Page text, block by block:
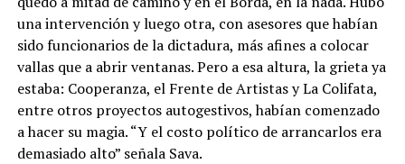
una intervención y luego otra, con asesores que habían
sido funcionarios de la dictadura, más afines a colocar
vallas que a abrir ventanas. Pero a esa altura, la grieta ya
estaba: Cooperanza, el Frente de Artistas y La Colifata,
entre otros proyectos autogestivos, habían comenzado
a hacer su magia. “Y el costo político de arrancarlos era
demasiado alto” señala Sava.